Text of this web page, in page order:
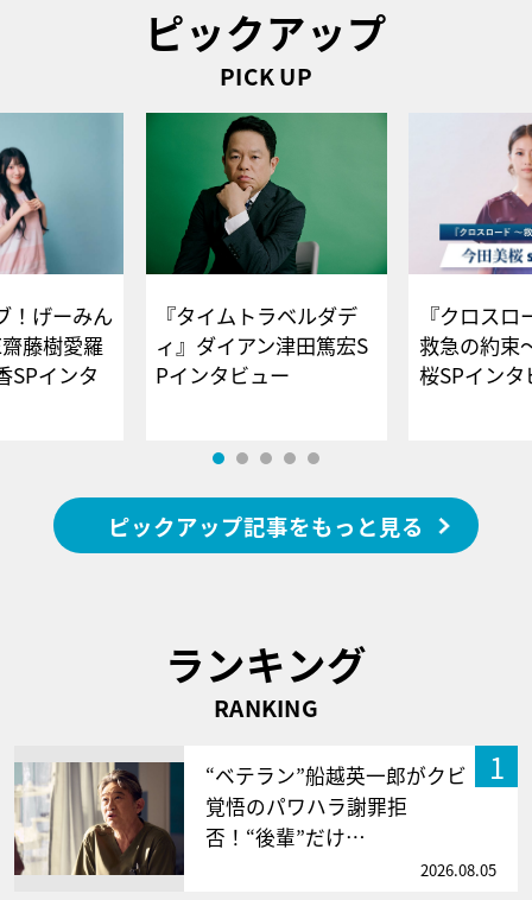
ピックアップ
PICK UP
！げーみん
藤樹愛羅
SPインタ
『タイムトラベルダデ
ィ』ダイアン津田篤宏S
Pインタビュー
『クロス
救急の約束
桜SPイ
ピックアップ記事をもっと見る
ランキング
RANKING
1
“ベテラン”船越英一郎がクビ
覚悟のパワハラ謝罪拒
否！“後輩”だけ…
2026.08.05